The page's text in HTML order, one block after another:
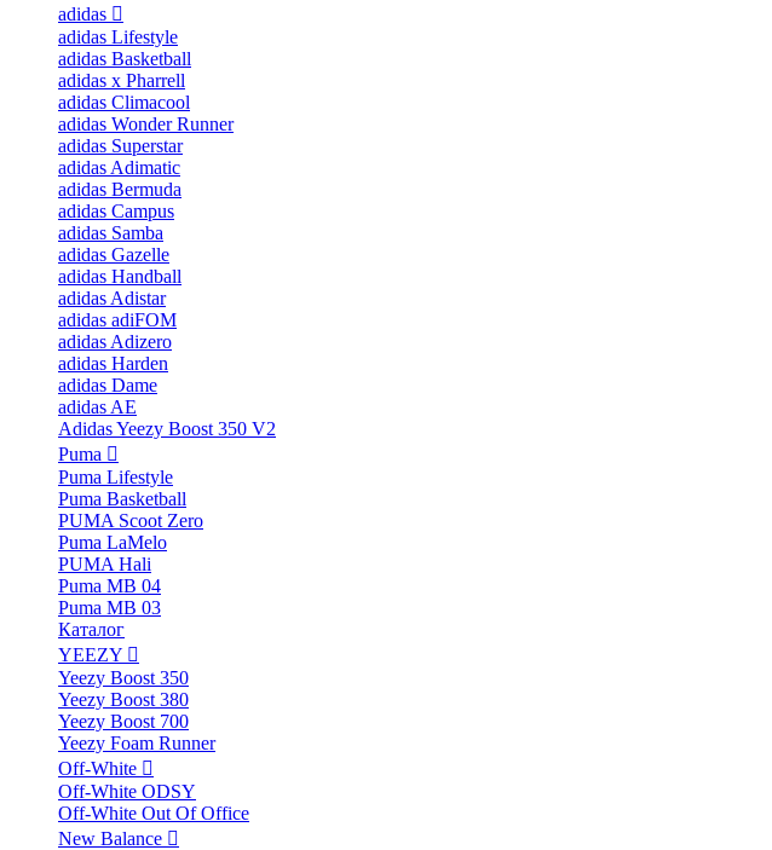
adidas
adidas Lifestyle
adidas Basketball
adidas x Pharrell
adidas Climacool
adidas Wonder Runner
adidas Superstar
adidas Adimatic
adidas Bermuda
adidas Campus
adidas Samba
adidas Gazelle
adidas Handball
adidas Adistar
adidas adiFOM
adidas Adizero
adidas Harden
adidas Dame
adidas AE
Adidas Yeezy Boost 350 V2
Puma
Puma Lifestyle
Puma Basketball
PUMA Scoot Zero
Puma LaMelo
PUMA Hali
Puma MB 04
Puma MB 03
Каталог
YEEZY
Yeezy Boost 350
Yeezy Boost 380
Yeezy Boost 700
Yeezy Foam Runner
Off-White
Off-White ODSY
Off-White Out Of Office
New Balance